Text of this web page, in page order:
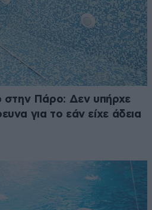
στην Πάρο: Δεν υπήρχε
για το εάν είχε άδεια